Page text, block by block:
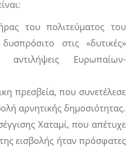
του πολιτεύματος του
στις «δυτικές»
Ευρωπαίων-
πρεσβεία, που συνετέλεσε
αρνητικής δημοσιότητας.
Χαταμί, που απέτυχε
της εισβολής ήταν πρόσφατες